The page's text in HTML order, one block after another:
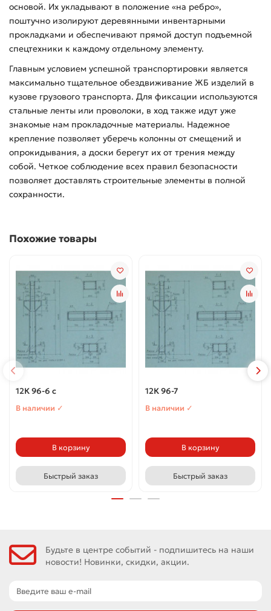
основой. Их укладывают в положение «на ребро»,
поштучно изолируют деревянными инвентарными
прокладками и обеспечивают прямой доступ подъемной
спецтехники к каждому отдельному элементу.
Главным условием успешной транспортировки является
максимально тщательное обездвиживание ЖБ изделий в
кузове грузового транспорта. Для фиксации используются
стальные ленты или проволоки, в ход также идут уже
знакомые нам прокладочные материалы. Надежное
крепление позволяет уберечь колонны от смещений и
опрокидывания, а доски берегут их от трения между
собой. Четкое соблюдение всех правил безопасности
позволяет доставлять строительные элементы в полной
сохранности.
Похожие товары
12К 96-6 с
В наличии ✓
В корзину
Быстрый заказ
12К 96-7
В наличии ✓
В корзину
Быстрый заказ
Будьте в центре событий - подпишитесь на наши
новости! Новинки, скидки, акции.